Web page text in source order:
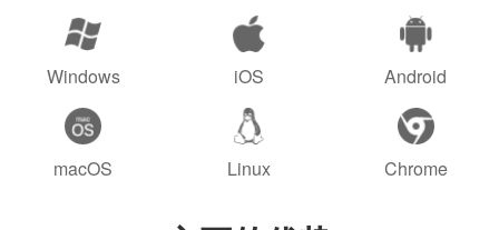
Windows iOS Android
macOS Linux Chrome